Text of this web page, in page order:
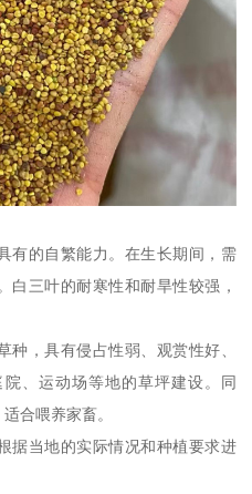
有的自繁能力。在生长期间，需
白三叶的耐寒性和耐旱性较强，
种，具有侵占性弱、观赏性好、
、运动场等地的草坪建设。同
合喂养家畜。
据当地的实际情况和种植要求进